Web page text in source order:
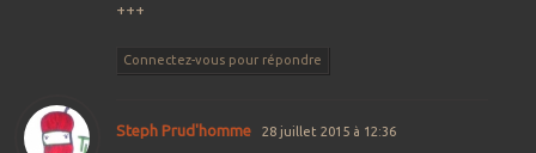
+++
Connectez-vous pour répondre
Steph Prud'homme 28 juillet 2015 à 12:36